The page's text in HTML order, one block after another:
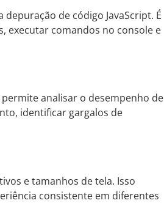
de código JavaScript. É
executar comandos no console e
analisar o desempenho de
identificar gargalos de
e tamanhos de tela. Isso
consistente em diferentes